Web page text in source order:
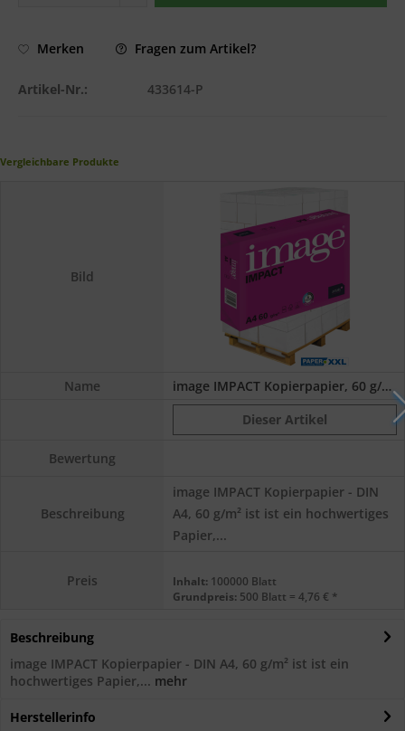
Merken Fragen zum Artikel?
Artikel-Nr.: 433614-P
Vergleichbare Produkte
Bild
Name
image IMPACT Kopierpapier, 60 g/m², DIN A4 -...
Dieser Artikel
Bewertung
Beschreibung
image IMPACT Kopierpapier - DIN
A4, 60 g/m² ist ist ein hochwertiges
Papier,...
Preis Inhalt: 100000 Blatt
Grundpreis: 500 Blatt = 4,76 € *
Beschreibung
image IMPACT Kopierpapier - DIN A4, 60 g/m² ist ist ein
hochwertiges Papier,... mehr
Herstellerinfo